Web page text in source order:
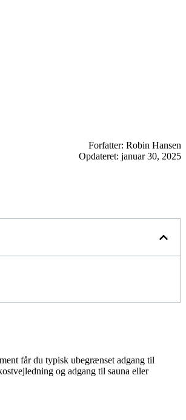
Forfatter: Robin Hansen
Opdateret: januar 30, 2025
får du typisk ubegrænset adgang til
og adgang til sauna eller